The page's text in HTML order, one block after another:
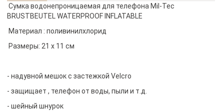
Сумка водонепроницаемая для телефона Mil-Tec
BRUSTBEUTEL WATERPROOF INFLATABLE
Материал : поливинилхлорид
Размеры: 21 х 11 см
- надувной мешок с застежкой Velcro
- защищает , телефон от воды, пыли и т.д.
- шейный шнурок